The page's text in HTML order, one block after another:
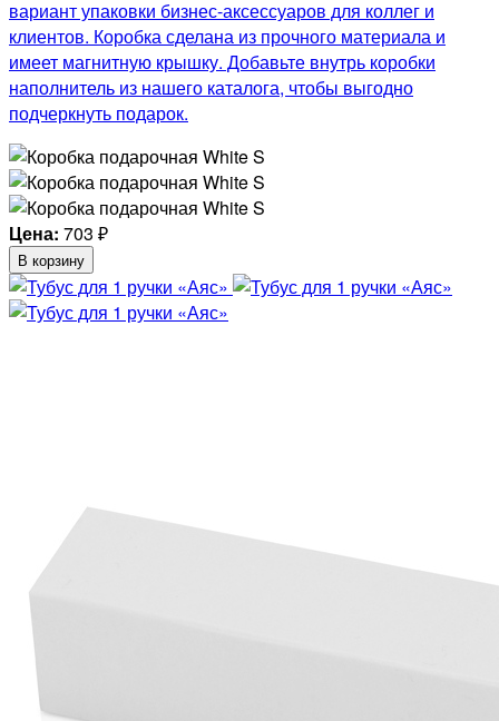
вариант упаковки бизнес-аксессуаров для коллег и
клиентов. Коробка сделана из прочного материала и
имеет магнитную крышку. Добавьте внутрь коробки
наполнитель из нашего каталога, чтобы выгодно
подчеркнуть подарок.
Цена: 703 ₽
В корзину